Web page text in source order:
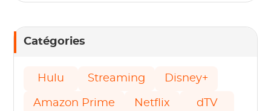
Catégories
Hulu Streaming Disney+
Amazon Prime Netflix dTV